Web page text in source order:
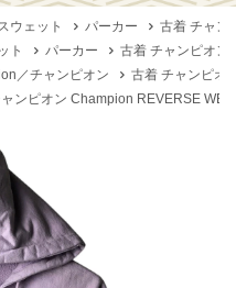
ウェット パーカー
古着 チャン
ト パーカー
古着 チャンピオン
／チャンピオン
古着 チャンピオ
ンピオン Champion REVERSE